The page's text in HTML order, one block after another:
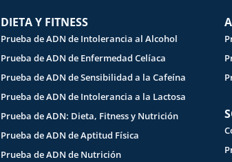
DIETA Y FITNESS
Prueba de ADN de Intolerancia al Alcohol
Prueba de ADN de Enfermedad Celíaca
Prueba de ADN de Sensibilidad a la Cafeína
Prueba de ADN de Intolerancia a la Lactosa
Prueba de ADN: Dieta, Fitness y Nutrición
Prueba de ADN de Aptitud Física
Prueba de ADN de Nutrición